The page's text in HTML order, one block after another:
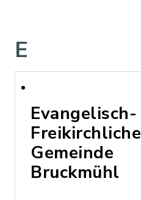
E
Evangelisch-
Freikirchliche
Gemeinde
Bruckmühl